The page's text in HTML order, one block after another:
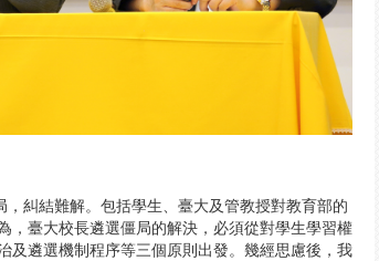
糾結難解。包括學生、臺大及管教授對教育部的
，臺大校長遴選僵局的解決，必須從對學生學習權
及遴選機制程序等三個原則出發。幾經思慮後，我